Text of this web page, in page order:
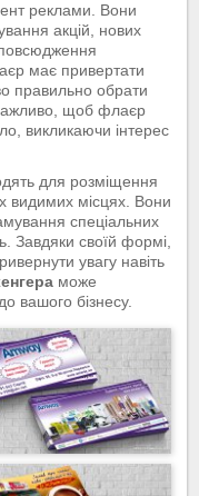
реклами. Вони
акцій, нових
має привертати
правильно обрати
щоб флаєр
викликаючи інтерес
для розміщення
видимих місцях. Вони
спеціальних
Завдяки своїй формі,
увагу навіть
може
вашого бізнесу.